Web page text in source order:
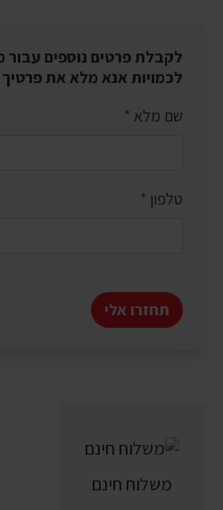
לקבלת פרטים נוספים עבור
לכמויות אנא מלא את
שם מלא *
טלפון *
תחזרו אלי
משלוח חינם